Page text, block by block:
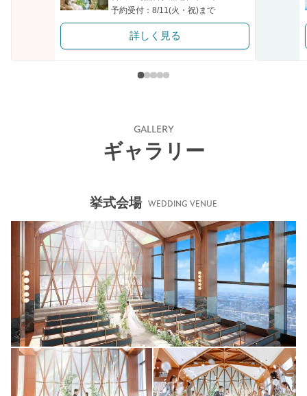
予約受付：8/11(火・祝)まで
詳しく見る
GALLERY
ギャラリー
挙式会場 WEDDING VENUE